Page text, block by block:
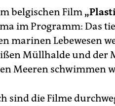
belgischen Film
im Programm: Das
marinen Lebewesen
Müllhalde und der
Meeren schwimmen
sind die Filme